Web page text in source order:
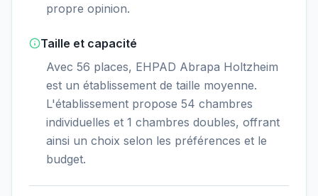
propre opinion.
Taille et capacité
Avec 56 places, EHPAD Abrapa Holtzheim
est un établissement de taille moyenne.
L'établissement propose 54 chambres
individuelles et 1 chambres doubles, offrant
ainsi un choix selon les préférences et le
budget.